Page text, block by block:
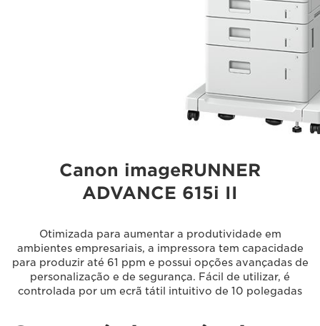
Canon imageRUNNER
ADVANCE 615i II
Otimizada para aumentar a produtividade em
ambientes empresariais, a impressora tem capacidade
para produzir até 61 ppm e possui opções avançadas de
personalização e de segurança. Fácil de utilizar, é
controlada por um ecrã tátil intuitivo de 10 polegadas